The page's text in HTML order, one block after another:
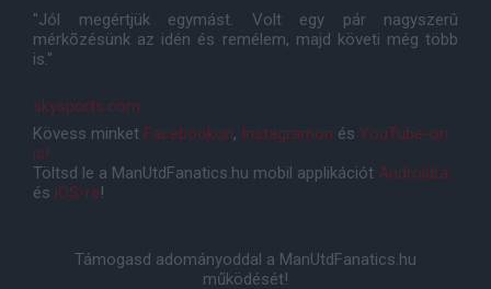
"Jól megértjük egymást. Volt egy pár nagyszerû
mérkõzésünk az idén és remélem, majd követi még több
is."
skysports.com
Kövess minket Facebookon, Instagramon és YouTube-on
is!
Töltsd le a ManUtdFanatics.hu mobil applikációt Androidra
és iOS-re!
Támogasd adományoddal a ManUtdFanatics.hu
működését!